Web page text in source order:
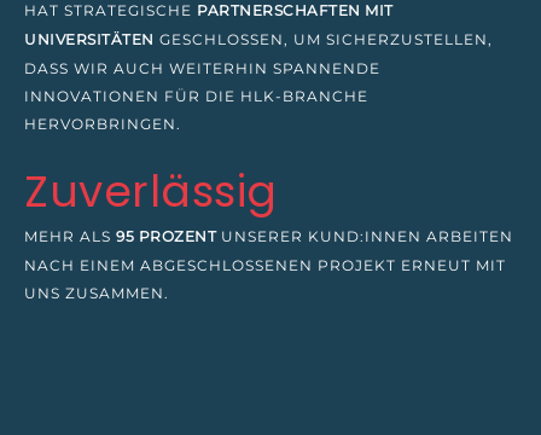
HAT STRATEGISCHE PARTNERSCHAFTEN MIT
UNIVERSITÄTEN GESCHLOSSEN, UM SICHERZUSTELLEN,
DASS WIR AUCH WEITERHIN SPANNENDE
INNOVATIONEN FÜR DIE HLK-BRANCHE
HERVORBRINGEN.
Zuverlässig
MEHR ALS 95 PROZENTUNSERER KUND:INNEN ARBEITEN
NACH EINEM ABGESCHLOSSENEN PROJEKT ERNEUT MIT
UNS ZUSAMMEN.